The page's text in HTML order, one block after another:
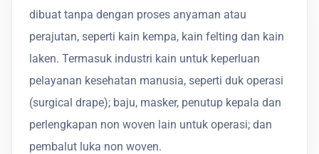
dibuat tanpa dengan proses anyaman atau
perajutan, seperti kain kempa, kain felting dan kain
laken. Termasuk industri kain untuk keperluan
pelayanan kesehatan manusia, seperti duk operasi
(surgical drape); baju, masker, penutup kepala dan
perlengkapan non woven lain untuk operasi; dan
pembalut luka non woven.